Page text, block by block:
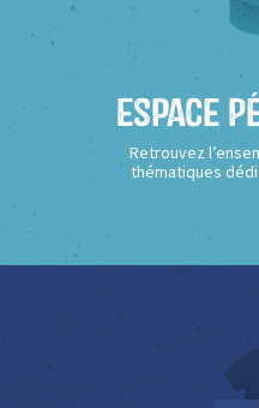
Espace
Retrouvez
thématiques